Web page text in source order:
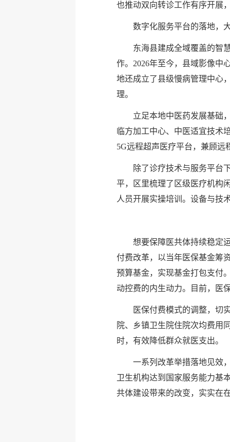
也推动双向转诊工作有序开展
数字化服务平台的落地，
东海县建成全域覆盖的智
作。2026年至今，县域影像中
地还成立了县级慢病管理中心
理。
立足本地中医药发展基础
临方加工中心、中医适宜技术
5G远程超声医疗平台，兼顾
除了诊疗技术与服务平台
平，区里梳理了区级医疗机构
人员开展实操培训。设备与技
想要保障医共体持续稳定
付费改革，以当年医保基金筹
预算基金，实现基金打包支付
动控费的内生动力。目前，医
医保付费模式的调整，切
院、乡镇卫生院住院次均费用
时，有效降低群众就医支出。
一系列改革举措落地见效
卫生机构达到国家服务能力基
共体建设带来的改变，实实在